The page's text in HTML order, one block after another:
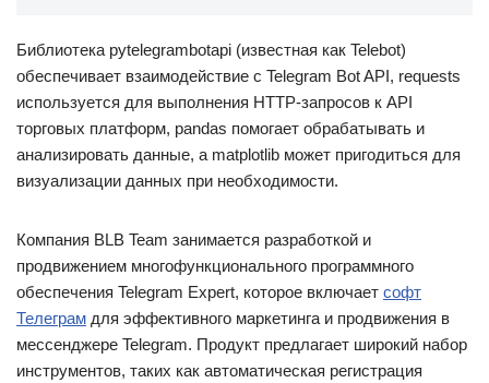
Библиотека pytelegrambotapi (известная как Telebot)
обеспечивает взаимодействие с Telegram Bot API, requests
используется для выполнения HTTP-запросов к API
торговых платформ, pandas помогает обрабатывать и
анализировать данные, а matplotlib может пригодиться для
визуализации данных при необходимости.
Компания BLB Team занимается разработкой и
продвижением многофункционального программного
обеспечения Telegram Expert, которое включает софт
Телеграм для эффективного маркетинга и продвижения в
мессенджере Telegram. Продукт предлагает широкий набор
инструментов, таких как автоматическая регистрация